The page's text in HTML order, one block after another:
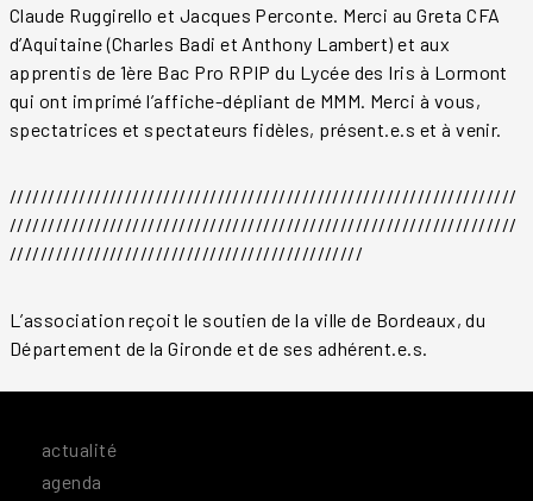
Claude Ruggirello et Jacques Perconte. Merci au Greta CFA
d’Aquitaine (Charles Badi et Anthony Lambert) et aux
apprentis de 1ère Bac Pro RPIP du Lycée des Iris à Lormont
qui ont imprimé l’affiche-dépliant de MMM. Merci à vous,
spectatrices et spectateurs fidèles, présent.e.s et à venir.
//////////////////////////////////////////////////////////////////
//////////////////////////////////////////////////////////////////
//////////////////////////////////////////////
L’association reçoit le soutien de la ville de Bordeaux, du
Département de la Gironde et de ses adhérent.e.s.
actualité
agenda